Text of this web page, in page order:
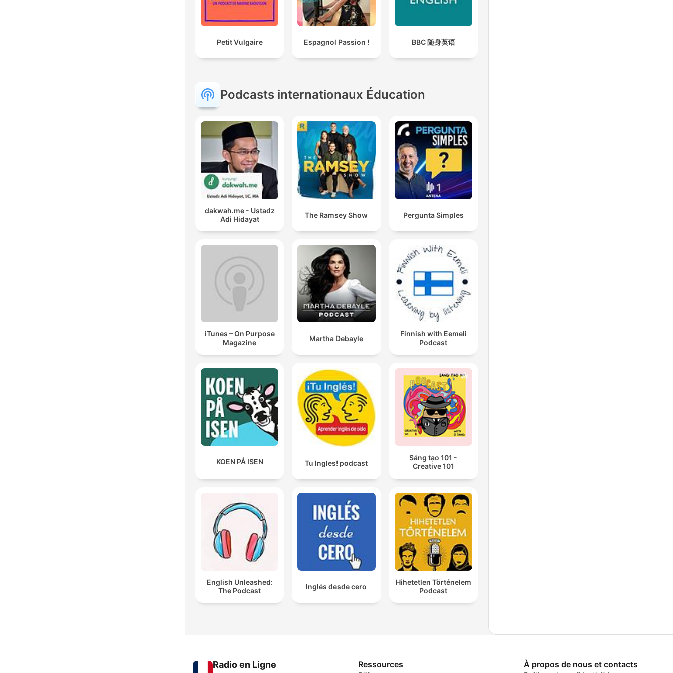
Petit Vulgaire Espagnol Passion ! BBC 随身英语
Podcasts internationaux Éducation
dakwah.me - Ustadz
Adi Hidayat
The Ramsey Show Pergunta Simples
iTunes – On Purpose
Magazine
Martha Debayle
Finnish with Eemeli
Podcast
KOEN PÅ ISEN Tu Ingles! podcast
Sáng tạo 101 -
Creative 101
English Unleashed:
The Podcast
Inglés desde cero
Hihetetlen Történelem
Podcast
Radio en Ligne Ressources À propos de nous et contacts